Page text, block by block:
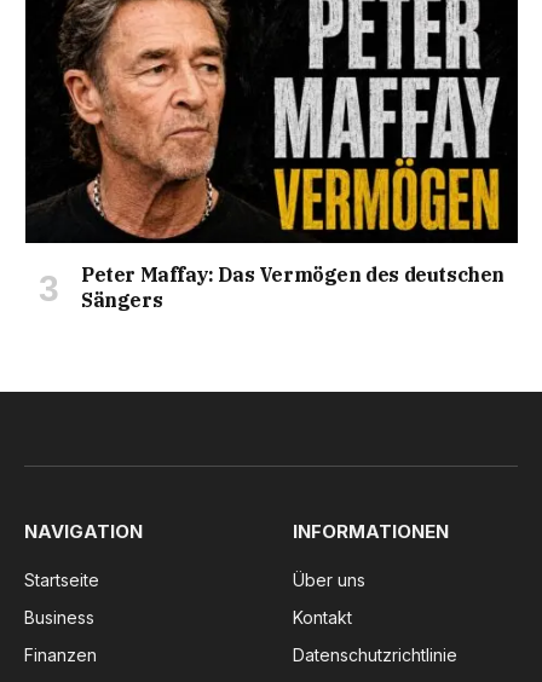
Peter Maffay: Das Vermögen des deutschen
Sängers
NAVIGATION
Startseite
Business
Finanzen
INFORMATIONEN
Über uns
Kontakt
Datenschutzrichtlinie